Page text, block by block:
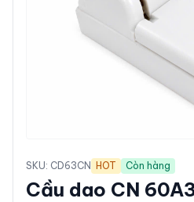
SKU: CD63CN HOT Còn hàng
Cầu dao CN